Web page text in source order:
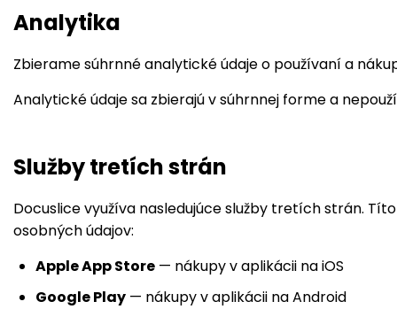
Analytika
Zbierame súhrnné analytické údaje o používaní a
Analytické údaje sa zbierajú v súhrnnej forme a
Služby tretích strán
Docuslice využíva nasledujúce služby tretích strán.
osobných údajov:
Apple App Store — nákupy v aplikácii na iOS
Google Play — nákupy v aplikácii na Android